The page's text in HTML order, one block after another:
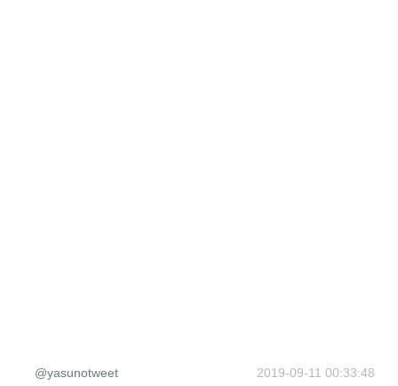
@yasunotweet 2019-09-11 00:33:48